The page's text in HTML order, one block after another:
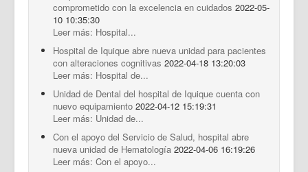
comprometido con la excelencia en cuidados 2022-05-
10 10:35:30
Leer más: Hospital...
Hospital de Iquique abre nueva unidad para pacientes
con alteraciones cognitivas 2022-04-18 13:20:03
Leer más: Hospital de...
Unidad de Dental del hospital de Iquique cuenta con
nuevo equipamiento 2022-04-12 15:19:31
Leer más: Unidad de...
Con el apoyo del Servicio de Salud, hospital abre
nueva unidad de Hematología 2022-04-06 16:19:26
Leer más: Con el apoyo...